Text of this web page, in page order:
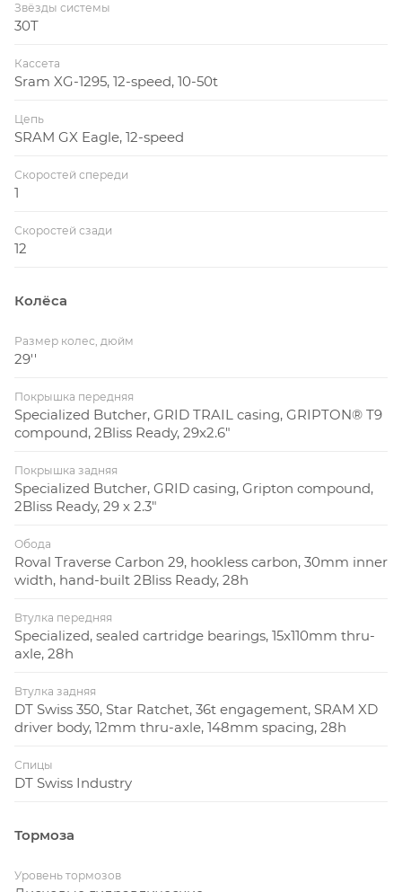
Звёзды системы
30T
Кассета
Sram XG-1295, 12-speed, 10-50t
Цепь
SRAM GX Eagle, 12-speed
Скоростей спереди
1
Скоростей сзади
12
Колёса
Размер колес, дюйм
29''
Покрышка передняя
Specialized Butcher, GRID TRAIL casing, GRIPTON® T9
compound, 2Bliss Ready, 29x2.6"
Покрышка задняя
Specialized Butcher, GRID casing, Gripton compound,
2Bliss Ready, 29 x 2.3"
Обода
Roval Traverse Carbon 29, hookless carbon, 30mm inner
width, hand-built 2Bliss Ready, 28h
Втулка передняя
Specialized, sealed cartridge bearings, 15x110mm thru-
axle, 28h
Втулка задняя
DT Swiss 350, Star Ratchet, 36t engagement, SRAM XD
driver body, 12mm thru-axle, 148mm spacing, 28h
Спицы
DT Swiss Industry
Тормоза
Уровень тормозов